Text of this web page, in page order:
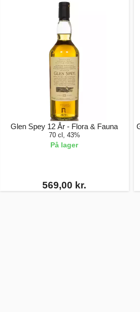
Glen Spey 12 År - Flora & Fauna
70 cl, 43%
På lager
569,00 kr.